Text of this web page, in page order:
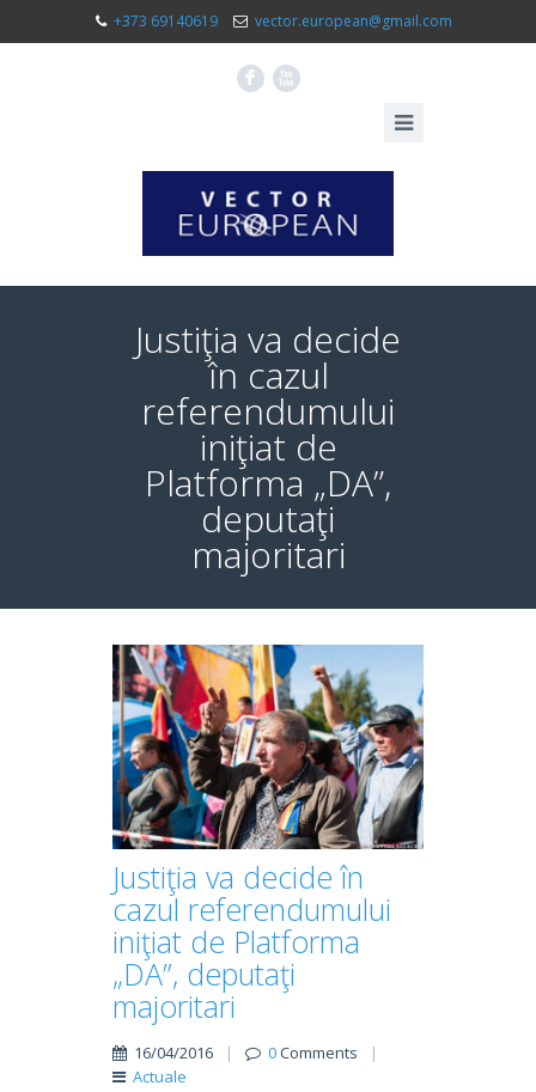
+373 69140619 vector.european@gmail.com
F X
Justiţia va decide
în cazul
referendumului
iniţiat de
Platforma „DA”,
deputaţi
majoritari
Justiţia va decide în
cazul referendumului
iniţiat de Platforma
„DA”, deputaţi
majoritari
16/04/2016 | 0Comments
|
Actuale